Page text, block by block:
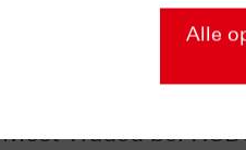
Most Traded bei
Alle